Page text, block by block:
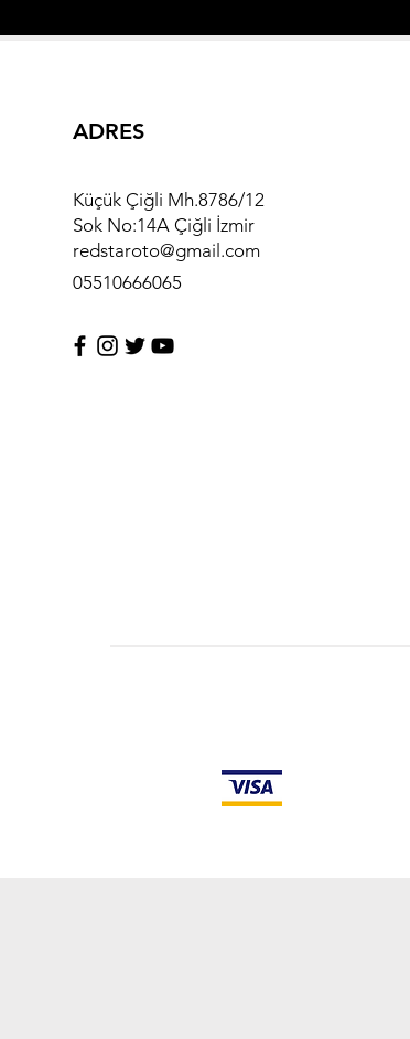
ADRES
Küçük Çiğli Mh.8786/12
Sok No:14A Çiğli İzmir
redstaroto@gmail.com
05510666065